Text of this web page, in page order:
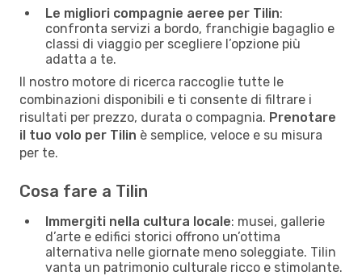
Le migliori compagnie aeree per Tilin:
confronta servizi a bordo, franchigie bagaglio e
classi di viaggio per scegliere l’opzione più
adatta a te.
Il nostro motore di ricerca raccoglie tutte le
combinazioni disponibili e ti consente di filtrare i
risultati per prezzo, durata o compagnia. Prenotare
il tuo volo per Tilin è semplice, veloce e su misura
per te.
Cosa fare a Tilin
Immergiti nella cultura locale: musei, gallerie
d’arte e edifici storici offrono un’ottima
alternativa nelle giornate meno soleggiate. Tilin
vanta un patrimonio culturale ricco e stimolante.